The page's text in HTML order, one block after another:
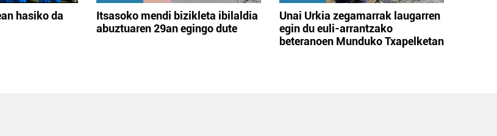
hasiko da
Itsasoko mendi bizikleta ibilaldia
abuztuaren 29an egingo dute
Unai Urkia zegamarrak laugarren
egin du euli-arrantzako
beteranoen Munduko Txapelketan